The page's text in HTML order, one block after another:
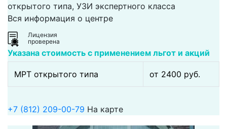
открытого типа, УЗИ экспертного класса
Вся информация о центре
Лицензия
проверена
Указана стоимость с применением льгот и акций
МРТ открытого типа от 2400 pуб.
+7 (812) 209-00-79 На карте